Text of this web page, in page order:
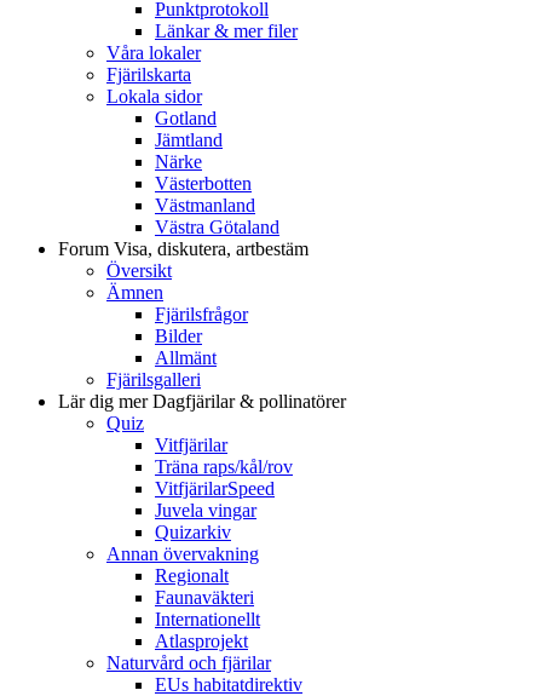
Punktprotokoll
Länkar & mer filer
Våra lokaler
Fjärilskarta
Lokala sidor
Gotland
Jämtland
Närke
Västerbotten
Västmanland
Västra Götaland
Forum Visa, diskutera, artbestäm
Översikt
Ämnen
Fjärilsfrågor
Bilder
Allmänt
Fjärilsgalleri
Lär dig merDagfjärilar & pollinatörer
Quiz
Vitfjärilar
Träna raps/kål/rov
VitfjärilarSpeed
Juvela vingar
Quizarkiv
Annan övervakning
Regionalt
Faunaväkteri
Internationellt
Atlasprojekt
Naturvård och fjärilar
EUs habitatdirektiv